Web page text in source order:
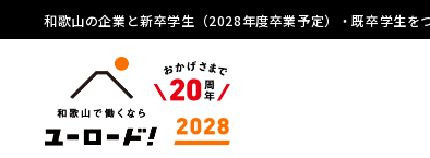
和歌山の企業と新卒学生（2028年度卒業予定）・既卒学生を